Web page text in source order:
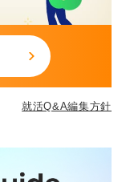
就活Q&A編集方針